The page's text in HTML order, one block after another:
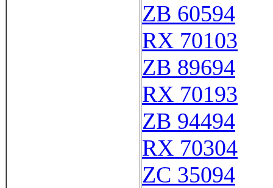
ZB 60594
RX 70103
ZB 89694
RX 70193
ZB 94494
RX 70304
ZC 35094